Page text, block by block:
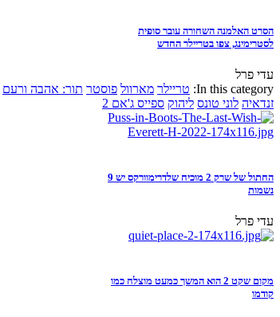
הסרט האלמנה השחורה עובר סופית
לסטרימינג, צפו בטריילר החדש
עדי פרל
In this category: טריילר מארוול פוסטר תור: אהבה ורעם
זנדאיה לוני טונס ליהוק ספייס ג'אם 2
החתול של שרק 2 מוכיח שלדרימוורקס יש 9
נשמות
עדי פרל
מקום שקט 2 הוא המשך כמעט מוצלח כמו
קודמו